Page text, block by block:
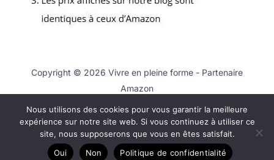
Copyright © 2026 Vivre en pleine forme - Partenaire
Amazon
Contact
Mentions légales
Politique de confidentialité
Nous utilisons des cookies pour vous garantir la meilleure
expérience sur notre site web. Si vous continuez à utiliser ce
site, nous supposerons que vous en êtes satisfait.
Oui
Non Politique de confidentialité